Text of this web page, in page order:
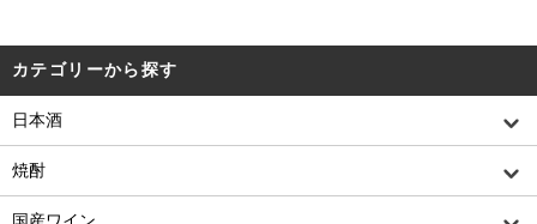
カテゴリーから探す
日本酒
焼酎